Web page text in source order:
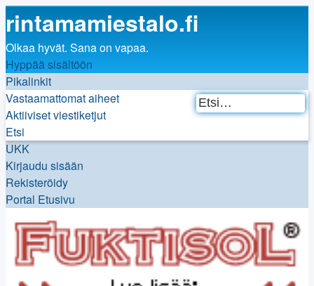
rintamamiestalo.fi
Olkaa hyvät. Sana on vapaa.
Hyppää sisältöön
Pikalinkit
Vastaamattomat aiheet
Aktiiviset viestiketjut
Etsi
UKK
Kirjaudu sisään
Rekisteröidy
Portal Etusivu